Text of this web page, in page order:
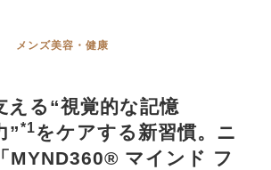
メンズ美容・健康
える“視覚的な記憶
”*1をケアする新習慣。ニ
MYND360® マインド フ